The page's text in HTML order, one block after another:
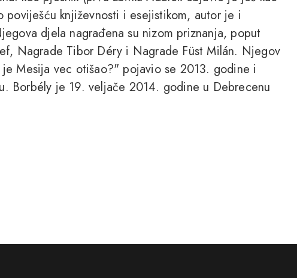
poviješću književnosti i esejistikom, autor je i
djela nagrađena su nizom priznanja, poput
Nagrade Tibor Déry i Nagrade Füst Milán. Njegov
Mesija vec otišao?" pojavio se 2013. godine i
Borbély je 19. veljače 2014. godine u Debrecenu